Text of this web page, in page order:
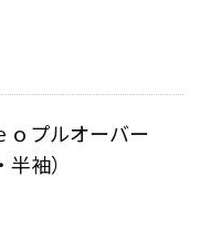
ｏプルオーバー
袖）